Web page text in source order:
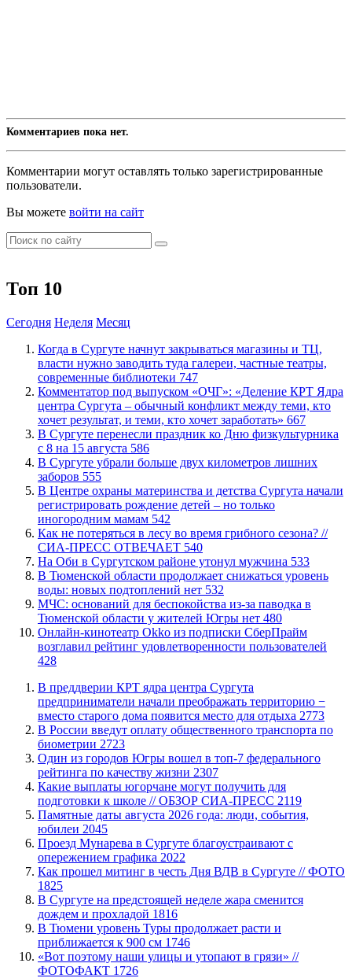
Комментариев пока нет.
Комментарии могут оставлять только зарегистрированные
пользователи.
Вы можете войти на сайт
Топ 10
Сегодня Неделя Месяц
​Когда в Сургуте начнут закрываться магазины и ТЦ,
власти нужно заводить туда галереи, частные театры,
современные библиотеки 747
​Комментатор под выпуском «ОЧГ»: «Деление КРТ Ядра
центра Сургута – обычный конфликт между теми, кто
хочет результат, и теми, кто хочет заработать» 667
​В Сургуте перенесли праздник ко Дню физкультурника
с 8 на 15 августа 586
​В Сургуте убрали больше двух километров лишних
заборов 555
​В Центре охраны материнства и детства Сургута начали
регистрировать рождение детей – но только
иногородним мамам 542
​Как не потеряться в лесу во время грибного сезона? //
СИА-ПРЕСС ОТВЕЧАЕТ 540
​На Оби в Сургутском районе утонул мужчина 533
​В Тюменской области продолжает снижаться уровень
воды: новых подтоплений нет 532
​МЧС: оснований для беспокойства из-за паводка в
Тюменской области у жителей Югры нет 480
​Онлайн-кинотеатр Okko из подписки СберПрайм
возглавил рейтинг удовлетворенности пользователей
428
​В преддверии КРТ ядра центра Сургута
предприниматели начали преображать территорию −
вместо старого дома появится место для отдыха 2773
В России введут оплату общественного транспорта по
биометрии 2723
Один из городов Югры вошел в топ-7 федерального
рейтинга по качеству жизни 2307
Какие выплаты югорчане могут получить для
подготовки к школе // ОБЗОР СИА-ПРЕСС 2119
​Памятные даты августа 2026 года: люди, события,
юбилеи 2045
​Проезд Мунарева в Сургуте благоустраивают с
опережением графика 2022
Как прошел митинг в честь Дня ВДВ в Сургуте // ФОТО
1825
В Сургуте на предстоящей неделе жара сменится
дождем и прохладой 1816
В Тюмени уровень Туры продолжает расти и
приближается к 900 см 1746
«Вот поэтому наши улицы и утопают в грязи» //
ФОТОФАКТ 1726